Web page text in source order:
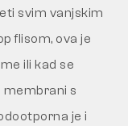
svim vanjskim
flisom, ova je
ili kad se
membrani s
je i